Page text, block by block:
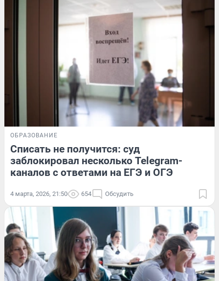
ОБРАЗОВАНИЕ
Списать не получится: суд
заблокировал несколько Telegram-
каналов с ответами на ЕГЭ и ОГЭ
4 марта, 2026, 21:50 654 Обсудить